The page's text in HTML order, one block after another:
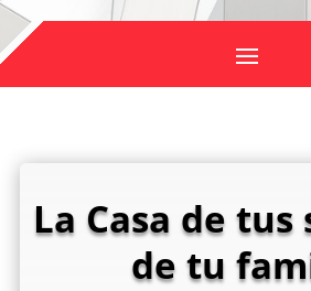
La Casa de tus
de tu